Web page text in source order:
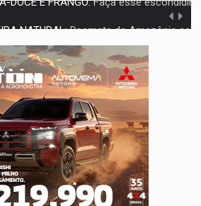
Desmate da Amazônia corta chuvas no Sul e ameaça
venda de medicamentos pela Shopee, mas
Nova lei endurece punição por abuso sexual contra
E RISCOS:Retirada de fiação irregular avança no país e em PVH
Armado com machado, homem ameaça matar sobrinha grávida e
DO CRIME:Homem é espancado por facção criminosa
Perseguição é registrada no shopping após colombiana furtar